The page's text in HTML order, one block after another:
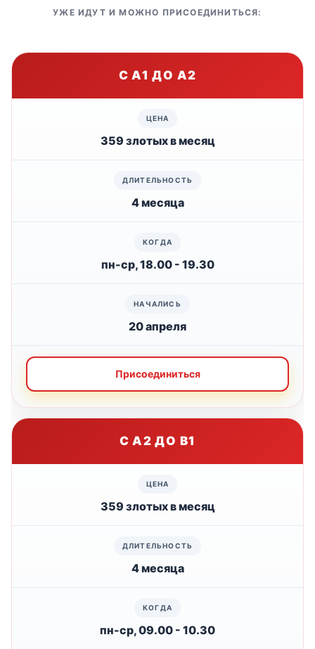
УЖЕ ИДУТ И МОЖНО ПРИСОЕДИНИТЬСЯ:
С A1 ДО A2
359 злотых в месяц
4 месяца
пн-ср, 18.00 - 19.30
20 апреля
Присоединиться
С A2 ДО B1
359 злотых в месяц
4 месяца
пн-ср, 09.00 - 10.30